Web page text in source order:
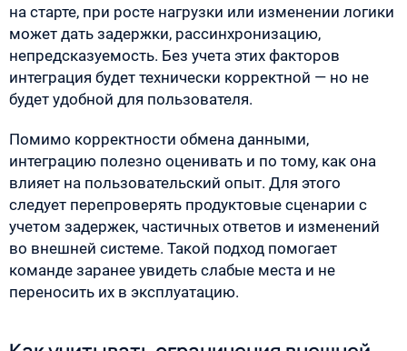
на старте, при росте нагрузки или изменении логики
может дать задержки, рассинхронизацию,
непредсказуемость. Без учета этих факторов
интеграция будет технически корректной — но не
будет удобной для пользователя.
Помимо корректности обмена данными,
интеграцию полезно оценивать и по тому, как она
влияет на пользовательский опыт. Для этого
следует перепроверять продуктовые сценарии с
учетом задержек, частичных ответов и изменений
во внешней системе. Такой подход помогает
команде заранее увидеть слабые места и не
переносить их в эксплуатацию.